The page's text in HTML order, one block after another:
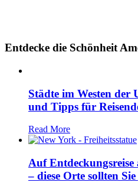
Entdecke die Schönheit
Städte im Westen der
und Tipps für
Read More
Auf
– diese Orte sollten